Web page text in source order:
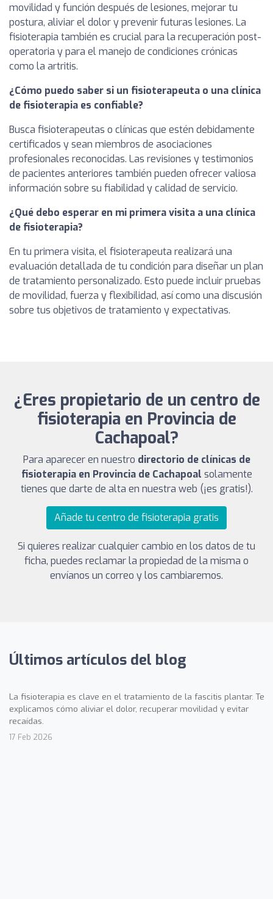
movilidad y función después de lesiones, mejorar tu
postura, aliviar el dolor y prevenir futuras lesiones. La
fisioterapia también es crucial para la recuperación post-
operatoria y para el manejo de condiciones crónicas
como la artritis.
¿Cómo puedo saber si un fisioterapeuta o una clínica
de fisioterapia es confiable?
Busca fisioterapeutas o clínicas que estén debidamente
certificados y sean miembros de asociaciones
profesionales reconocidas. Las revisiones y testimonios
de pacientes anteriores también pueden ofrecer valiosa
información sobre su fiabilidad y calidad de servicio.
¿Qué debo esperar en mi primera visita a una clínica
de fisioterapia?
En tu primera visita, el fisioterapeuta realizará una
evaluación detallada de tu condición para diseñar un plan
de tratamiento personalizado. Esto puede incluir pruebas
de movilidad, fuerza y flexibilidad, así como una discusión
sobre tus objetivos de tratamiento y expectativas.
¿Eres propietario de un centro de
fisioterapia en Provincia de
Cachapoal?
Para aparecer en nuestro directorio de clínicas de
fisioterapia en Provincia de Cachapoal solamente
tienes que darte de alta en nuestra web (¡es gratis!).
Añade tu centro de fisioterapia gratis
Si quieres realizar cualquier cambio en los datos de tu
ficha, puedes reclamar la propiedad de la misma o
envíanos un correo y los cambiaremos.
Últimos artículos del blog
La fisioterapia es clave en el tratamiento de la fascitis plantar. Te
explicamos cómo aliviar el dolor, recuperar movilidad y evitar
recaídas.
17 Feb 2026